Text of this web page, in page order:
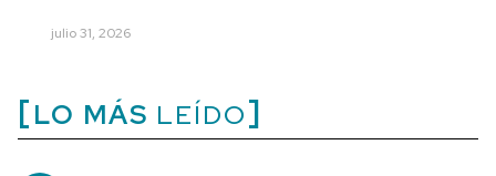
julio 31, 2026
LO MÁS LEÍDO